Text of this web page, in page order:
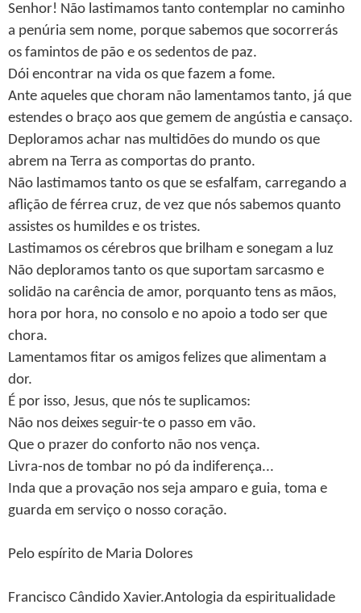
Senhor! Não lastimamos tanto contemplar no caminho
a penúria sem nome, porque sabemos que socorrerás
os famintos de pão e os sedentos de paz.
Dói encontrar na vida os que fazem a fome.
Ante aqueles que choram não lamentamos tanto, já que
estendes o braço aos que gemem de angústia e cansaço.
Deploramos achar nas multidões do mundo os que
abrem na Terra as comportas do pranto.
Não lastimamos tanto os que se esfalfam, carregando a
aflição de férrea cruz, de vez que nós sabemos quanto
assistes os humildes e os tristes.
Lastimamos os cérebros que brilham e sonegam a luz
Não deploramos tanto os que suportam sarcasmo e
solidão na carência de amor, porquanto tens as mãos,
hora por hora, no consolo e no apoio a todo ser que
chora.
Lamentamos fitar os amigos felizes que alimentam a
dor.
É por isso, Jesus, que nós te suplicamos:
Não nos deixes seguir-te o passo em vão.
Que o prazer do conforto não nos vença.
Livra-nos de tombar no pó da indiferença...
Inda que a provação nos seja amparo e guia, toma e
guarda em serviço o nosso coração.
Pelo espírito de Maria Dolores
Francisco Cândido Xavier.Antologia da espiritualidade